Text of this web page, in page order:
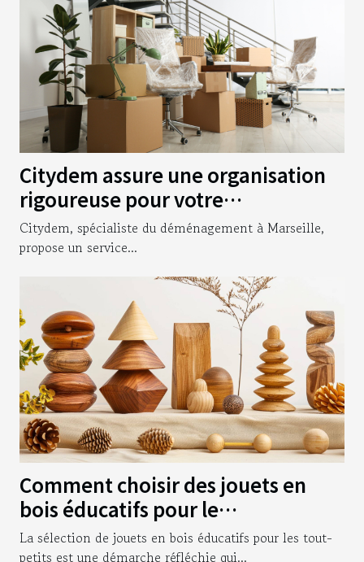
Citydem assure une organisation
rigoureuse pour votre
déménagement d’entreprise à
Marseille !
Citydem, spécialiste du déménagement à Marseille,
propose un service...
Comment choisir des jouets en
bois éducatifs pour le
développement des tout-petits
La sélection de jouets en bois éducatifs pour les tout-
petits est une démarche réfléchie qui...